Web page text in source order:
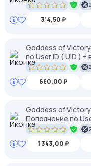
314,50 ₽
Goddess of
по User ID ( UID ) +
680,00 ₽
Goddess of
Пополнение по
1 343,00 ₽